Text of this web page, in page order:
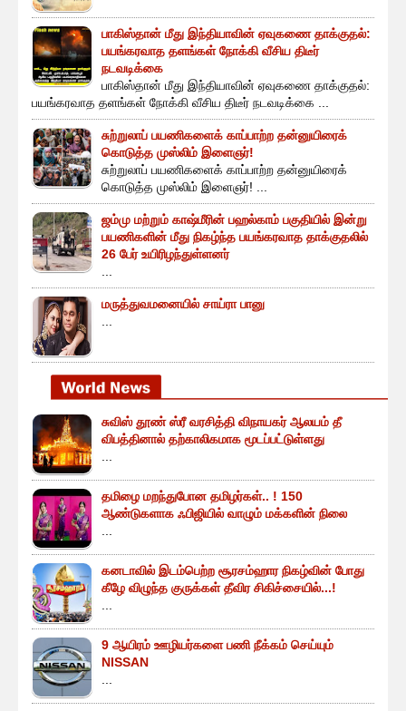
பாகிஸ்தான் மீது இந்தியாவின் ஏவுகணை தாக்குதல்:
பயங்கரவாத தளங்கள் நோக்கி வீசிய திடீர்
நடவடிக்கை
பாகிஸ்தான் மீது இந்தியாவின் ஏவுகணை தாக்குதல்:
பயங்கரவாத தளங்கள் நோக்கி வீசிய திடீர் நடவடிக்கை ...
சுற்றுலாப் பயணிகளைக் காப்பாற்ற தன்னுயிரைக்
கொடுத்த முஸ்லிம் இளைஞர்!
சுற்றுலாப் பயணிகளைக் காப்பாற்ற தன்னுயிரைக்
கொடுத்த முஸ்லிம் இளைஞர்! ...
ஜம்மு மற்றும் காஷ்மீரின் பஹல்காம் பகுதியில் இன்று
பயணிகளின் மீது நிகழ்ந்த பயங்கரவாத தாக்குதலில்
26 பேர் உயிரிழந்துள்ளனர்
...
மருத்துவமனையில் சாய்ரா பானு
...
சுவிஸ் தூண் ஸ்ரீ வரசித்தி விநாயகர் ஆலயம் தீ
விபத்தினால் தற்காலிகமாக மூடப்பட்டுள்ளது
...
தமிழை மறந்துபோன தமிழர்கள்.. ! 150
ஆண்டுகளாக ஃபிஜியில் வாழும் மக்களின் நிலை
...
கனடாவில் இடம்பெற்ற சூரசம்ஹார நிகழ்வின் போது
கீழே விழுந்த குருக்கள் தீவிர சிகிச்சையில்...!
...
9 ஆயிரம் ஊழியர்களை பணி நீக்கம் செய்யும்
NISSAN
...